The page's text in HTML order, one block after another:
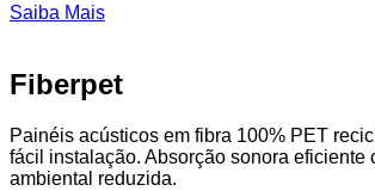
Saiba Mais
Fiberpet
Painéis acústicos em fibra 100% PET
fácil instalação. Absorção sonora eficiente
ambiental reduzida.